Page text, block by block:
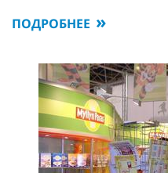
ПОДРОБНЕЕ